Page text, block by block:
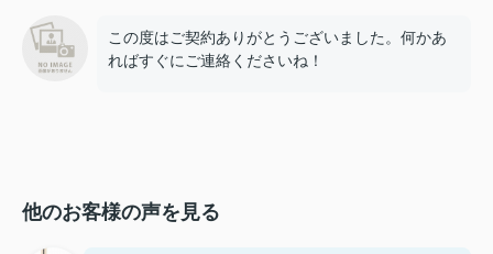
この度はご契約ありがとうございました。何かあ
ればすぐにご連絡くださいね！
他のお客様の声を見る